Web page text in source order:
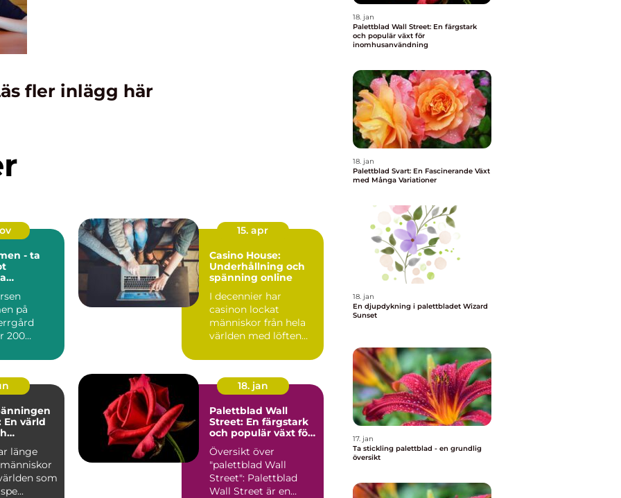
fler inlägg här
- ta
på
200
15. apr
Casino House:
Underhållning och
spänning online
I decennier har
casinon lockat
människor från hela
världen med löften
En värld
länge
som
18. jan
Palettblad Wall
Street: En färgstark
och populär växt för
Översikt över
"palettblad Wall
Street": Palettblad
Wall Street är en
18. jan
Palettblad Wall Street: En färgstark
och populär växt för
inomhusanvändning
18. jan
Palettblad Svart: En Fascinerande Växt
med Många Variationer
18. jan
En djupdykning i palettbladet Wizard
Sunset
17. jan
Ta stickling palettblad - en grundlig
översikt